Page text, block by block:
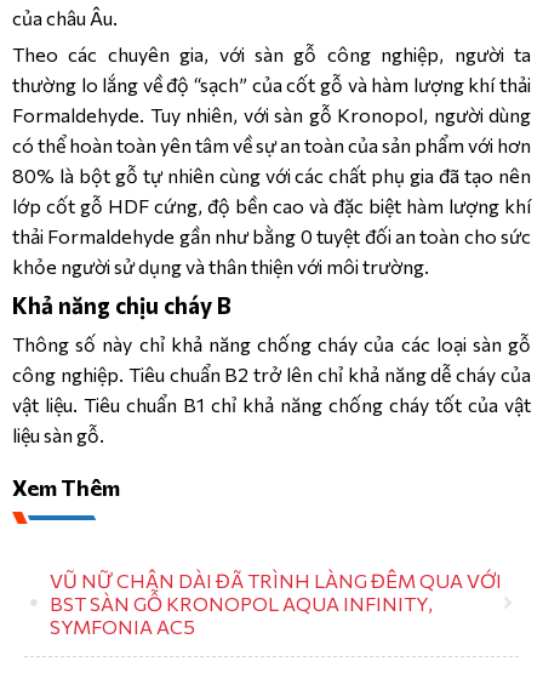
của châu Âu.
Theo các chuyên gia, với sàn gỗ công nghiệp, người ta
thường lo lắng về độ “sạch” của cốt gỗ và hàm lượng khí thải
Formaldehyde. Tuy nhiên, với sàn gỗ Kronopol, người dùng
có thể hoàn toàn yên tâm về sự an toàn của sản phẩm với hơn
80% là bột gỗ tự nhiên cùng với các chất phụ gia đã tạo nên
lớp cốt gỗ HDF cứng, độ bền cao và đặc biệt hàm lượng khí
thải Formaldehyde gần như bằng 0 tuyệt đối an toàn cho sức
khỏe người sử dụng và thân thiện với môi trường.
Khả năng chịu cháy B
Thông số này chỉ khả năng chống cháy của các loại sàn gỗ
công nghiệp. Tiêu chuẩn B2 trở lên chỉ khả năng dễ cháy của
vật liệu. Tiêu chuẩn B1 chỉ khả năng chống cháy tốt của vật
liệu sàn gỗ.
Xem Thêm
VŨ NỮ CHÂN DÀI ĐÃ TRÌNH LÀNG ĐÊM QUA VỚI
BST SÀN GỖ KRONOPOL AQUA INFINITY,
SYMFONIA AC5